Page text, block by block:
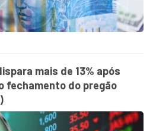
mais de 13% após
fechamento do pregão